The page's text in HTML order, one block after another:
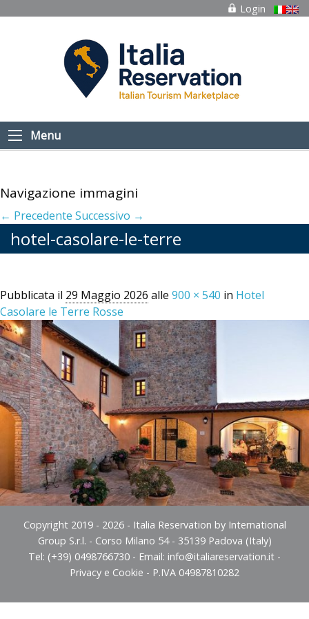
Login
Menu
Navigazione immagini
← Precedente Successivo →
hotel-casolare-le-terre
Pubblicata il 29 Maggio 2026 alle 900 × 540 in Hotel
Casolare le Terre Rosse
Copyright 2019 - 2026 - Italia Reservation by International
Group S.r.l. - Corso Milano 54 - 35139 Padova (Italy)
Tel: (+39) 0498766730 - Email: info@italiareservation.it -
Privacy e Cookie - P.IVA 04987810282